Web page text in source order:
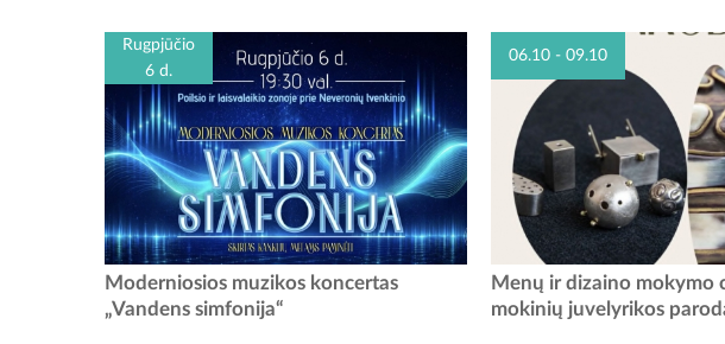
Rugpjūčio
6 d.
Moderniosios muzikos koncertas „Vandens
simfonija“, skirtas Kanklių metų
Moderniosios muzikos koncertas
„Vandens simfonija“
06.10 - 09.10
Nuo birželio 10 d. Babtų
kviečia į Menų ir dizaino
Menų ir dizaino mokymo
mokinių juvelyrikos